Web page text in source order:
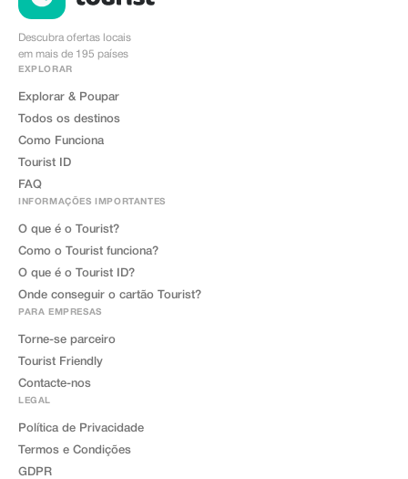
Descubra ofertas locais
em mais de 195 países
EXPLORAR
Explorar & Poupar
Todos os destinos
Como Funciona
Tourist ID
FAQ
INFORMAÇÕES IMPORTANTES
O que é o Tourist?
Como o Tourist funciona?
O que é o Tourist ID?
Onde conseguir o cartão Tourist?
PARA EMPRESAS
Torne-se parceiro
Tourist Friendly
Contacte-nos
LEGAL
Política de Privacidade
Termos e Condições
GDPR